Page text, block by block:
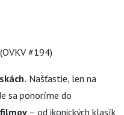
#194)
Našťastie, len na
sa ponoríme do
– od ikonických klasík